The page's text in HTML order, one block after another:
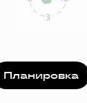
Планировка